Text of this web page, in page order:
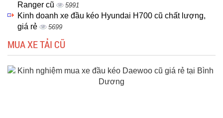
Ranger cũ
5991
Kinh doanh xe đầu kéo Hyundai H700 cũ chất lượng,
giá rẻ
5699
MUA XE TẢI CŨ